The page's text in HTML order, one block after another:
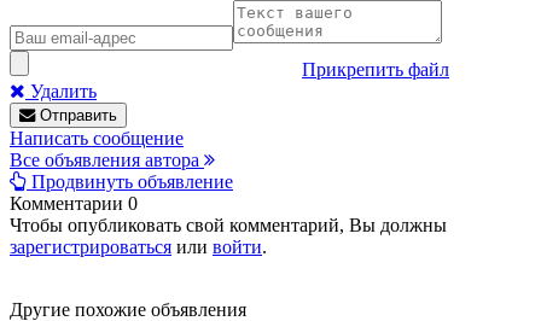
Прикрепить файл
Удалить
Отправить
Написать сообщение
Все объявления автора
Продвинуть объявление
Комментарии 0
Чтобы опубликовать свой комментарий, Вы должны
зарегистрироваться или войти.
Другие похожие объявления